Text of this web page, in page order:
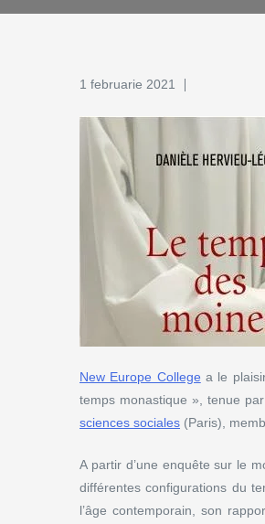
1 februarie 2021
New Europe College a le
temps monastique », tenue
sciences sociales (Paris),
A partir d’une enquête sur le
différentes configurations du
l’âge contemporain, son